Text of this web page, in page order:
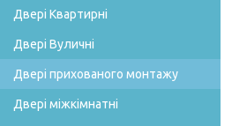
Двері Квартирні
Двері Вуличні
Двері прихованого монтажу
Двері міжкімнатні